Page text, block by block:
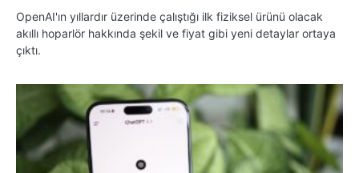
OpenAI'ın yıllardır üzerinde çalıştığı ilk fiziksel ürünü olacak
akıllı hoparlör hakkında şekil ve fiyat gibi yeni detaylar ortaya
çıktı.